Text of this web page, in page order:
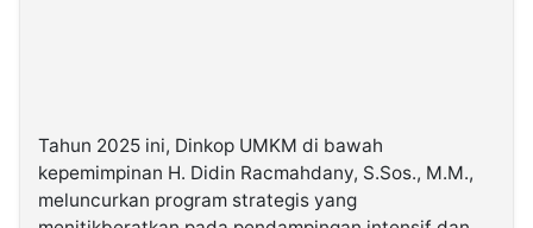
Tahun 2025 ini, Dinkop UMKM di bawah
kepemimpinan H. Didin Racmahdany, S.Sos., M.M.,
meluncurkan program strategis yang